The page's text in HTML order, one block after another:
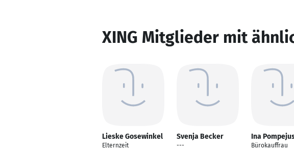
XING Mitglieder mit
Lieske Gosewinkel
Elternzeit
Svenja Becker
---
Ina
Bürokauffrau